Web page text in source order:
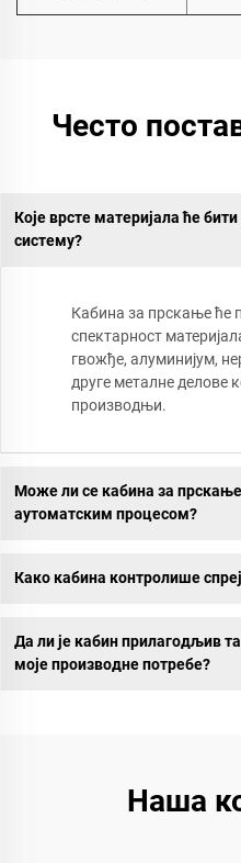
Често
Које врсте материјала ће
систему?
Кабина за прскање ће
спектарност
гвожђе, алуминијум,
друге металне делове
производњи.
Може ли се кабина за прскање
аутоматским процесом?
Како кабина контролише
Да ли је кабин прилагодљив
моје производне потребе?
Наша